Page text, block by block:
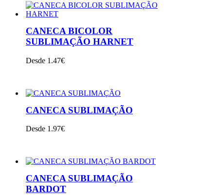
CANECA BICOLOR
SUBLIMAÇÃO HARNET
Desde 1.47€
CANECA SUBLIMAÇÃO
Desde 1.97€
CANECA SUBLIMAÇÃO
BARDOT